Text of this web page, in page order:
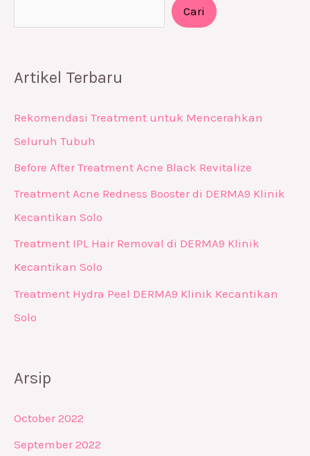
Cari
Artikel Terbaru
Rekomendasi Treatment untuk Mencerahkan
Seluruh Tubuh
Before After Treatment Acne Black Revitalize
Treatment Acne Redness Booster di DERMA9 Klinik
Kecantikan Solo
Treatment IPL Hair Removal di DERMA9 Klinik
Kecantikan Solo
Treatment Hydra Peel DERMA9 Klinik Kecantikan
Solo
Arsip
October 2022
September 2022